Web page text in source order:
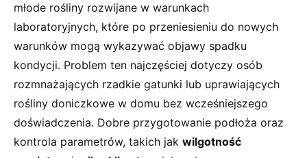
młode rośliny rozwijane w warunkach
laboratoryjnych, które po przeniesieniu do nowych
warunków mogą wykazywać objawy spadku
kondycji. Problem ten najczęściej dotyczy osób
rozmnażających rzadkie gatunki lub uprawiających
rośliny doniczkowe w domu bez wcześniejszego
doświadczenia. Dobre przygotowanie podłoża oraz
kontrola parametrów, takich jak wilgotność